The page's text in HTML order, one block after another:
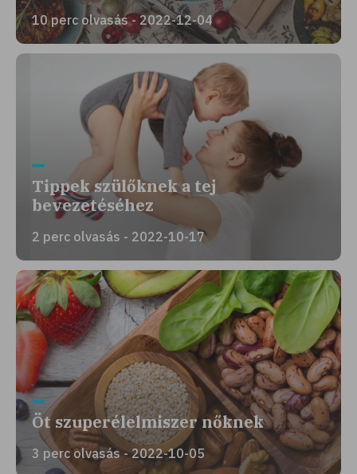
10 perc olvasás - 2022-12-04
Tippek szülőknek a tej
bevezetéséhez
2 perc olvasás - 2022-10-17
Öt szuperélelmiszer nőknek
3 perc olvasás - 2022-10-05